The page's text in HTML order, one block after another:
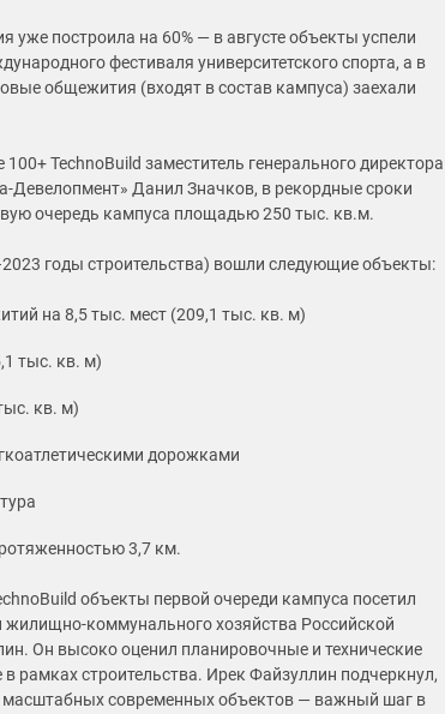
уже построила на 60% — в августе объекты успели
фестиваля университетского спорта, а в
общежития (входят в состав кампуса) заехали
TechnoBuild заместитель генерального директора
Девелопмент» Данил Значков, в рекордные сроки
очередь кампуса площадью 250 тыс. кв.м.
годы строительства) вошли следующие объекты:
на 8,5 тыс. мест (209,1 тыс. кв. м)
тыс. кв. м)
кв. м)
дорожками
3,7 км.
объекты первой очереди кампуса посетил
жилищно-коммунального хозяйства Российской
Он высоко оценил планировочные и технические
рамках строительства. Ирек Файзуллин подчеркнул,
масштабных современных объектов — важный шаг в